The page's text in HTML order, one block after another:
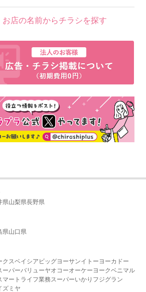
お店の名前からチラシを探す
県山梨県長野県
県山口県
クスベイシア ビッグヨーサンイトーヨーカドー
ーパーバリューヤオコーオーケー ヨークベニマル
マート ライフ業務スーパーいかり フジグラン
ズミヤ